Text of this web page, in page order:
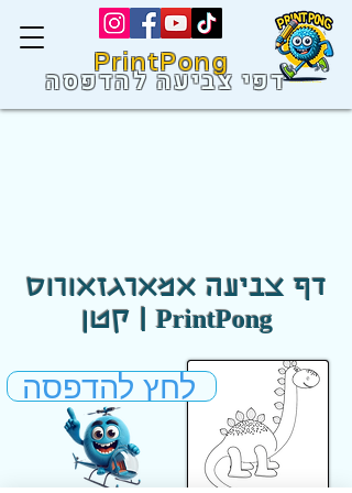
PrintPong
דפי צביעה להדפסה
דף צביעה אמארגזאורוס
קטן | PrintPong
לחץ להדפסה